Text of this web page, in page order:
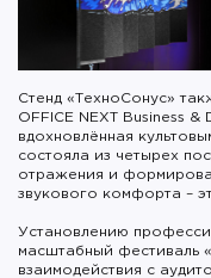
Стенд «ТехноСонус»
OFFICE NEXT Business &
вдохновлённая
состояла из четырех
отражения и
звукового комфорта –
Установлению
масштабный фестиваль
взаимодействия с